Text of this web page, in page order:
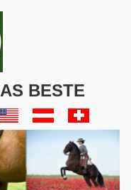
BESTE